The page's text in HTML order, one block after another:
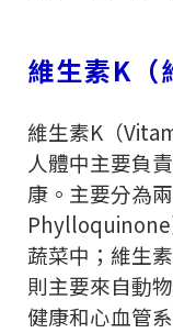
維生素K
維生素K （
人體中主要負
康。主要分為
Phylloquinone
蔬菜中；維生素
則主要來自動
健康和心血管